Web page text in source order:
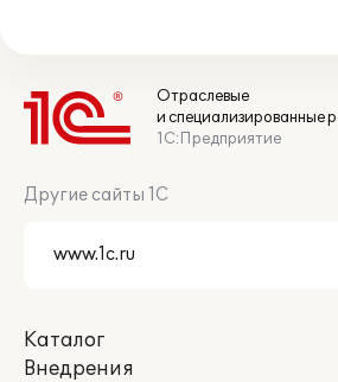
Отраслевые
и специализированные
1С:Предприятие
Другие сайты 1С
Каталог
Внедрения